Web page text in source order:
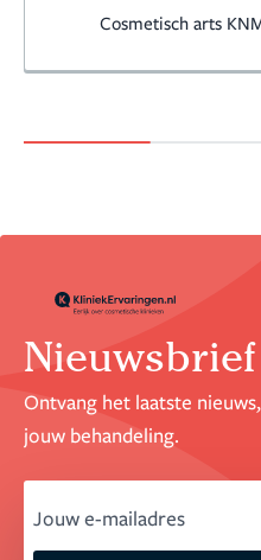
Cosmetisch arts
Nieuwsbrief
Ontvang het laatste
jouw behandeling.